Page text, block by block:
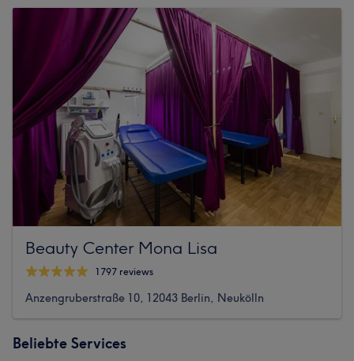
Beauty Center Mona Lisa
1797 reviews
Anzengruberstraße 10, 12043 Berlin, Neukölln
Beliebte Services